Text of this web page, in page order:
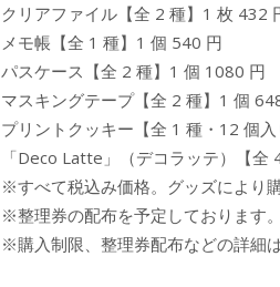
クリアファイル【全 2 種】1 枚 432
メモ帳【全 1 種】1 個 540 円
パスケース【全 2 種】1 個 1080 円
マスキングテープ【全 2 種】1 個
プリントクッキー【全 1 種・12 個
「Deco Latte」（デコラッテ）【
※すべて税込み価格。グッズにより
※整理券の配布を予定しております。
※購入制限、整理券配布などの詳細